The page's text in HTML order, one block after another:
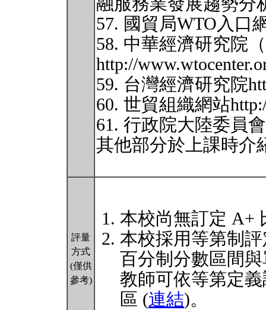
57. 國貿局WTO入口
58. 中華經濟研究院
http://
59. 台灣經濟研究院
60. 世貿組織網站
61. 行政院大陸委員
其他部分於上課時介
評量
方式
(僅供
參考)
本校尚無訂定 A+
本校採用等第制
百分制分數區間
教師可依等第定
區 (連結)。